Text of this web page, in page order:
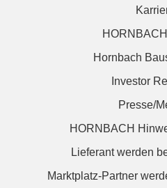
Hornbach
Investor
Presse/
HORNBACH
Lieferant werden
Marktplatz-Partner